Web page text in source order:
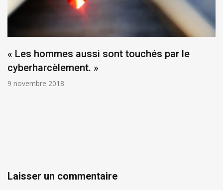
« Les hommes aussi sont touchés par le
cyberharcèlement. »
9 novembre 2018
Laisser un commentaire